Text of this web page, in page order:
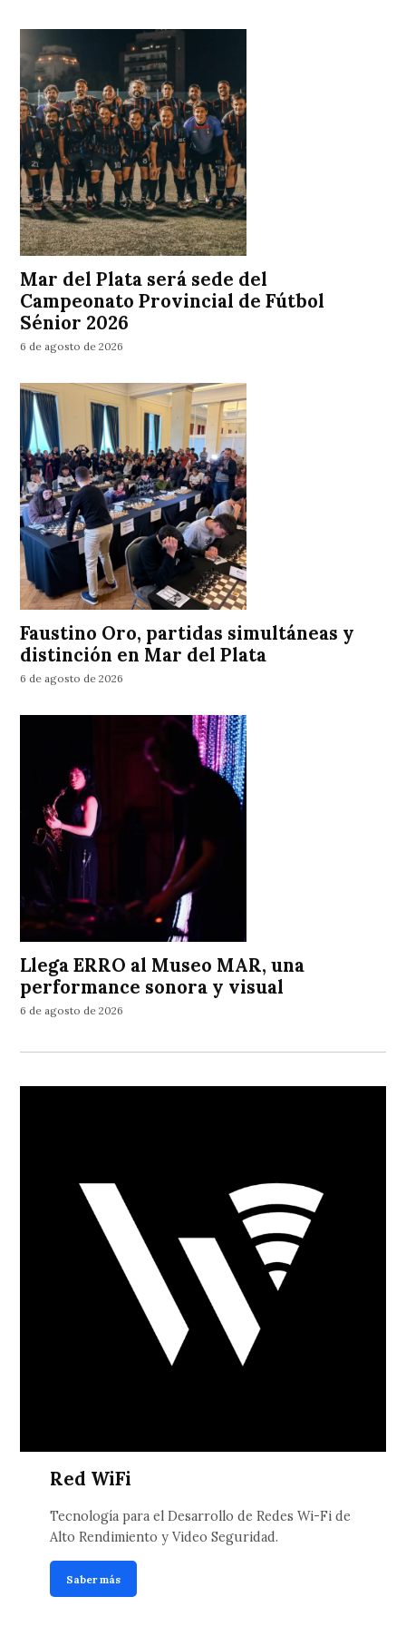
Mar del Plata será sede del
Campeonato Provincial de Fútbol
Sénior 2026
6 de agosto de 2026
Faustino Oro, partidas simultáneas y
distinción en Mar del Plata
6 de agosto de 2026
Llega ERRO al Museo MAR, una
performance sonora y visual
6 de agosto de 2026
Red WiFi
Tecnología para el Desarrollo de Redes Wi-Fi de
Alto Rendimiento y Video Seguridad.
Saber más